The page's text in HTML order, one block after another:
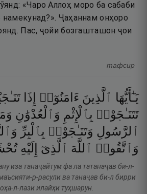
«Чаро Аллоҳ моро ба сабаби
намекунад?». Ҷаҳаннам онҳоро
Пас, ҷойи бозгашташон ҷои
тафсир
يَـٰٓأَيُّهَا ٱلَّذِينَ ءَامَنُوٓا۟ إِذَا
تَتَنَـٰجَوْا۟ بِٱلْإِثْمِ وَٱلْعُدْوَٰنِ
ٱلرَّسُولِ وَتَنَـٰجَوْا۟ بِٱلْبِرِّ
وَٱتَّقُوا۟ ٱللَّهَ ٱلَّذِىٓ إِلَيْهِ
иза танаҷайтум фа ла татанаҷав би-л-
р-расули ва танаҷав би-л бирри
л-лази илайҳи туҳшарун.